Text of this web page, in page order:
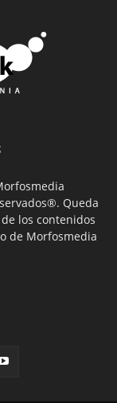
Queda
los contenidos
de Morfosmedia